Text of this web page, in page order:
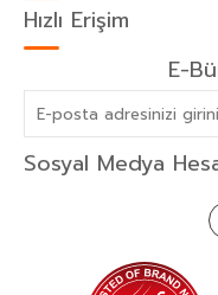
Hızlı Erişim
E-
Sosyal Medya